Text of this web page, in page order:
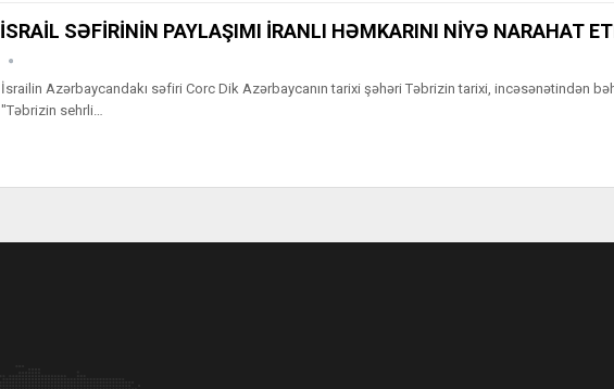
İSRAİL SƏFİRİNİN PAYLAŞIMI İRANLI HƏMKARINI NİYƏ NARAHAT
İsrailin Azərbaycandakı səfiri Corc Dik Azərbaycanın tarixi şəhəri Təbrizin tarixi, incəsənətindən
"Təbrizin sehrli…